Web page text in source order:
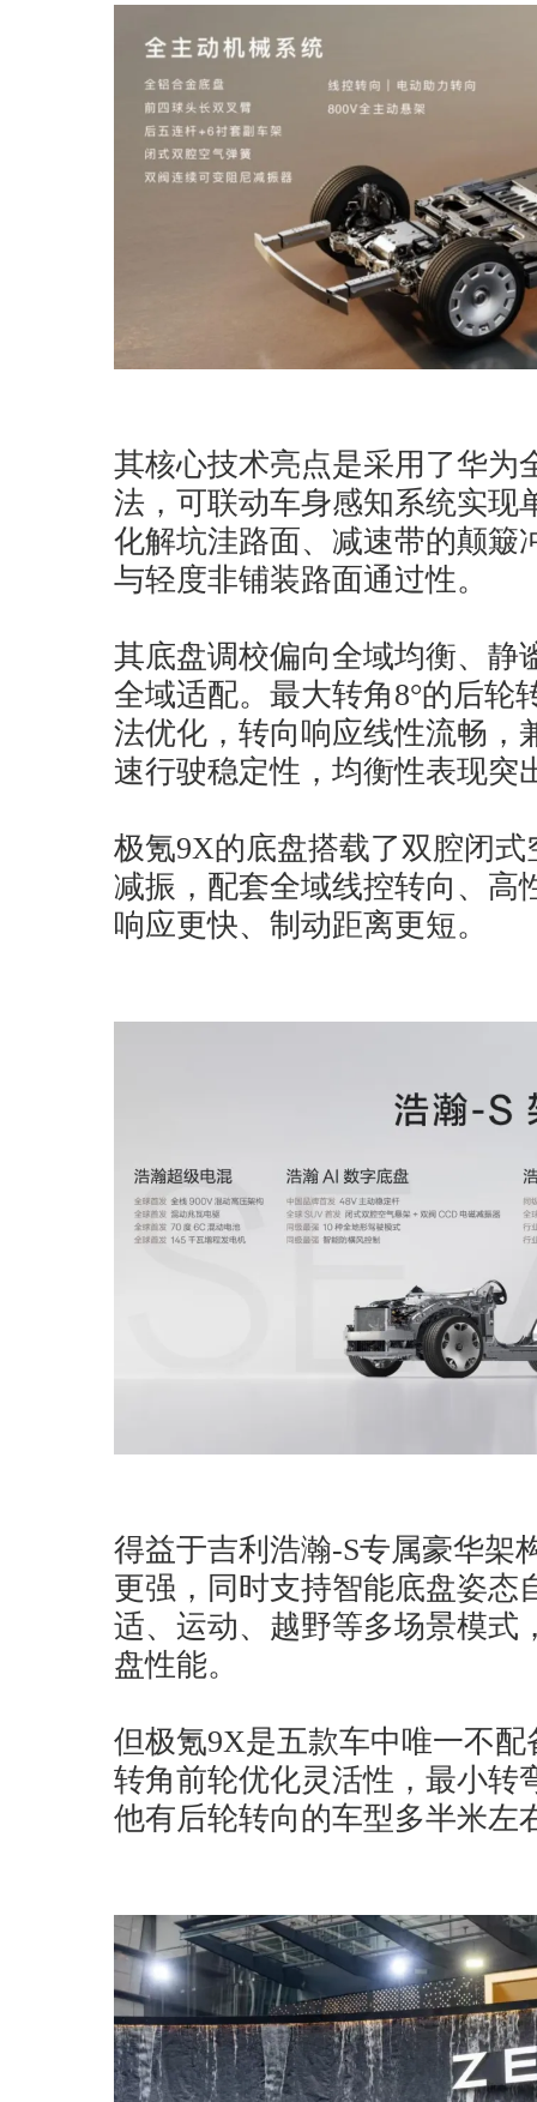
其核心技术亮点是采用了华为
法，可联动车身感知系统实现
化解坑洼路面、减速带的颠簸
与轻度非铺装路面通过性。
其底盘调校偏向全域均衡、静
全域适配。最大转角8°的后轮
法优化，转向响应线性流畅，
速行驶稳定性，均衡性表现突
极氪9X的底盘搭载了双腔闭
减振，配套全域线控转向、高
响应更快、制动距离更短。
得益于吉利浩瀚-S专属豪华架
更强，同时支持智能底盘姿态
适、运动、越野等多场景模式
盘性能。
但极氪9X是五款车中唯一不
转角前轮优化灵活性，最小转
他有后轮转向的车型多半米左